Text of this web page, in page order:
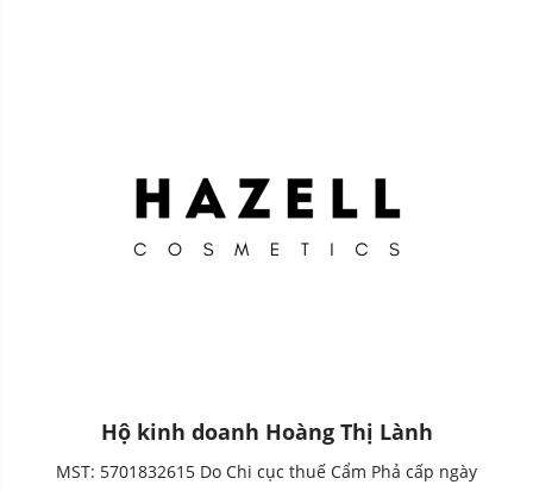
Hộ kinh doanh Hoàng Thị Lành
MST: 5701832615 Do Chi cục thuế Cẩm Phả cấp ngày